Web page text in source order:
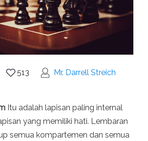
513 Mr. Darrell Streich
Itu adalah lapisan paling internal
yang memiliki hati. Lembaran
semua kompartemen dan semua